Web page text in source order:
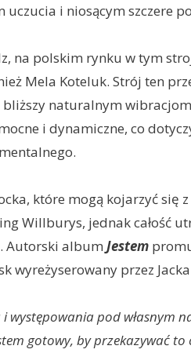
i niosącym szczere
na polskim rynku w tym
Mela Koteluk. Strój ten
naturalnym
i dynamiczne, co
które mogą kojarzyć się
Willburys, jednak całość
Autorski album Jestem
wyreżyserowany przez
występowania pod własnym
gotowy, by przekazywać to